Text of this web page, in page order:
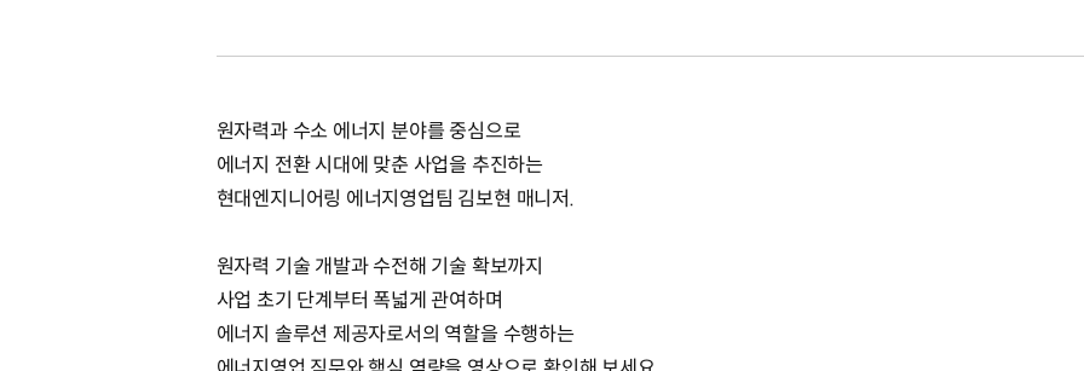
원자력과 수소 에너지 분야를 중심으로
에너지 전환 시대에 맞춘 사업을 추진하는
현대엔지니어링 에너지영업팀 김보현 매니저.
원자력 기술 개발과 수전해 기술 확보까지
사업 초기 단계부터 폭넓게 관여하며
에너지 솔루션 제공자로서의 역할을 수행하는